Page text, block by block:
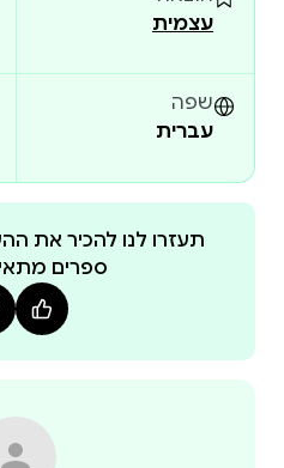
עצמית
שפה
עברית
תעזרו לנו להכיר את
ספרים